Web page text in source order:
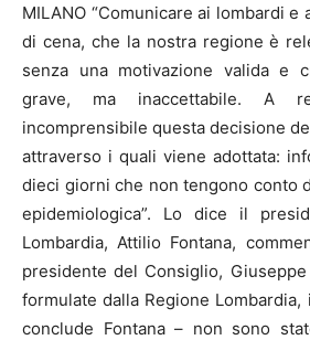
MILANO “Comunicare ai lombardi e
di cena, che la nostra regione è
senza una motivazione valida e
grave, ma inaccettabile. A
incomprensibile questa decisione
attraverso i quali viene adottata:
dieci giorni che non tengono conto
epidemiologica”. Lo dice il
Lombardia, Attilio Fontana,
presidente del Consiglio,
formulate dalla Regione
conclude Fontana – non sono